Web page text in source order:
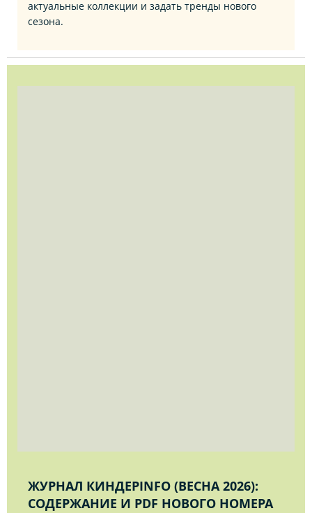
актуальные коллекции и задать тренды нового
сезона.
ЖУРНАЛ КИНДЕРINFO (ВЕСНА 2026):
СОДЕРЖАНИЕ И PDF НОВОГО НОМЕРА